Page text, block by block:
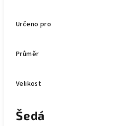
Určeno pro
Průměr
Velikost
Šedá